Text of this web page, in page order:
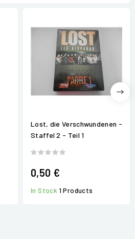
Lost, die Verschwundenen -
Staffel 2 - Teil 1
0,50 €
In Stock 1 Products